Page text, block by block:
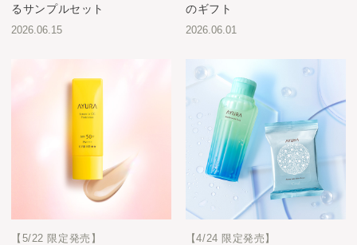
るサンプルセット
2026.06.15
のギフト
2026.06.01
【5/22 限定発売】 【4/24 限定発売】